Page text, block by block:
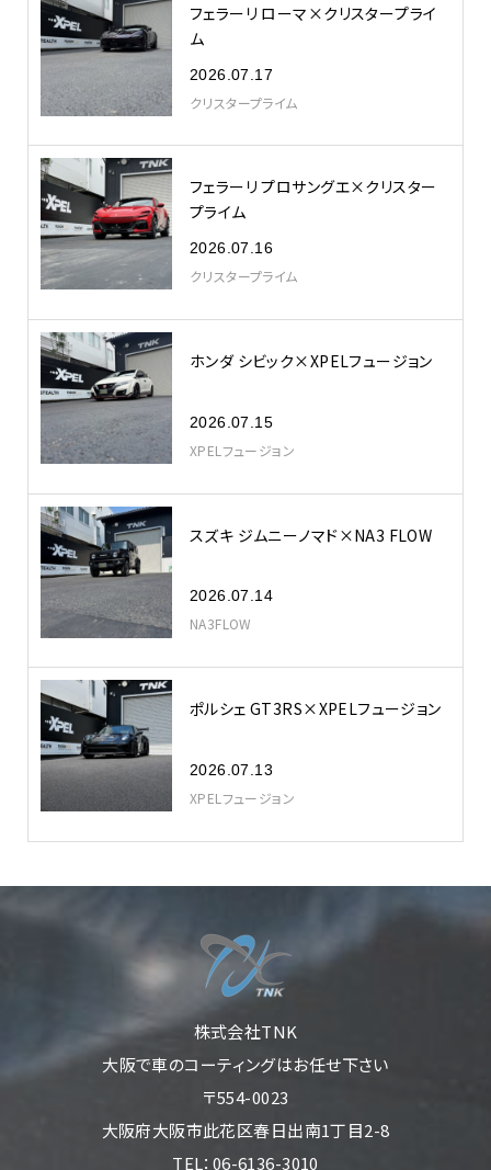
フェラーリ ローマ×クリスタープライ
ム
2026.07.17
クリスタープライム
フェラーリ プロサングエ×クリスター
プライム
2026.07.16
クリスタープライム
ホンダ シビック×XPELフュージョン
2026.07.15
XPELフュージョン
スズキ ジムニーノマド×NA3 FLOW
2026.07.14
NA3FLOW
ポルシェ GT3RS×XPELフュージョン
2026.07.13
XPELフュージョン
株式会社TNK
大阪で車のコーティングはお任せ下さい
〒554-0023
大阪府大阪市此花区春日出南1丁目2-8
TEL：06-6136-3010